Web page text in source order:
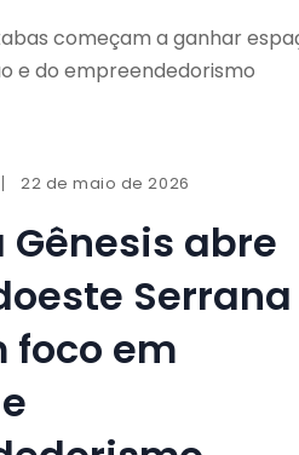
começam a ganhar
e do empreendedorismo
22 de maio de 2026
Gênesis abre
Serrana
foco em